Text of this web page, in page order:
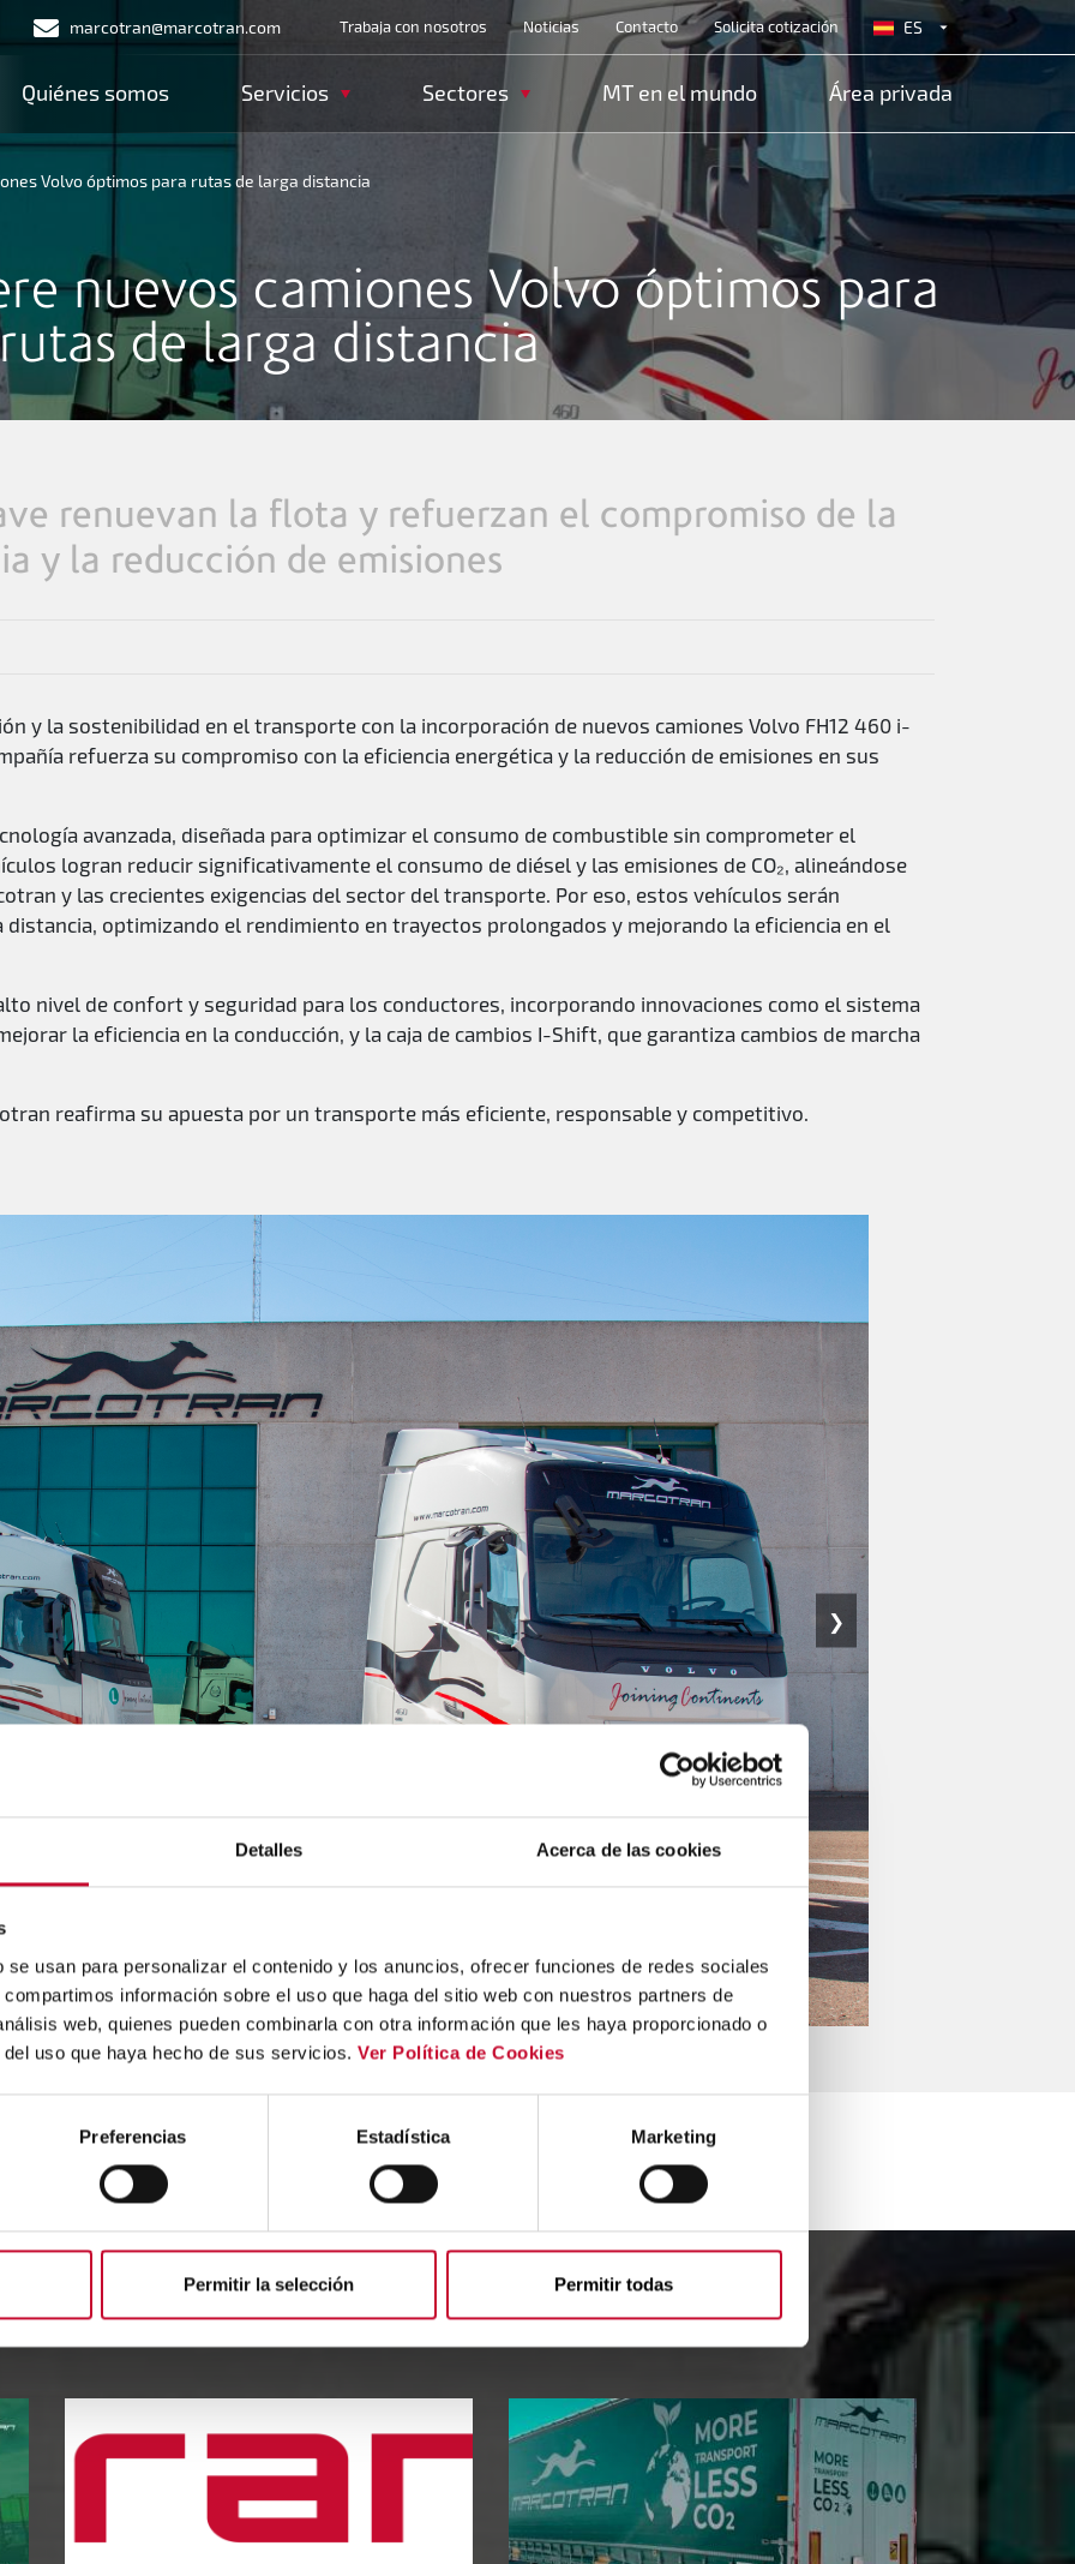
Detalles Acerca de las cookies
usan para personalizar el contenido y los anuncios, ofrecer funciones de redes sociales
información sobre el uso que haga del sitio web con nuestros partners de
web, quienes pueden combinarla con otra información que les haya proporcionado o
uso que haya hecho de sus servicios. Ver Política de Cookies
Preferencias Estadística Marketing
Permitir la selección Permitir todas
marcotran@marcotran.com Menu header top
Trabaja con nosotros Noticias Contacto Solicita cotización
ES
EN
Navegación principal
Quiénes somos Servicios Sectores MT en el mundo Área privada
Volvo óptimos para rutas de larga distancia
nuevos camiones Volvo óptimos para
de larga distancia
renuevan la flota y refuerzan el compromiso de la
y la reducción de emisiones
y la sostenibilidad en el transporte con la incorporación de nuevos camiones Volvo FH12 460 i-
refuerza su compromiso con la eficiencia energética y la reducción de emisiones en sus
avanzada, diseñada para optimizar el consumo de combustible sin comprometer el
logran reducir significativamente el consumo de diésel y las emisiones de CO₂, alineándose
y las crecientes exigencias del sector del transporte. Por eso, estos vehículos serán
optimizando el rendimiento en trayectos prolongados y mejorando la eficiencia en el
nivel de confort y seguridad para los conductores, incorporando innovaciones como el sistema
la eficiencia en la conducción, y la caja de cambios I-Shift, que garantiza cambios de marcha
reafirma su apuesta por un transporte más eficiente, responsable y competitivo.
❯
Twitter
noticias que quizás te interesen